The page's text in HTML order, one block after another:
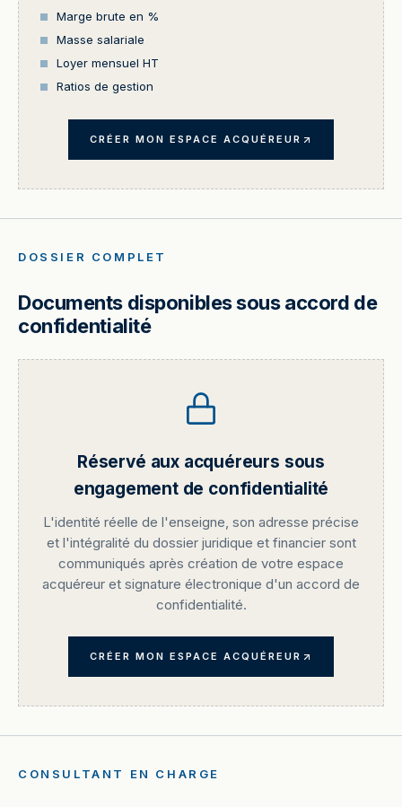
Marge brute en %
Masse salariale
Loyer mensuel HT
Ratios de gestion
CRÉER MON ESPACE ACQUÉREUR
DOSSIER COMPLET
Documents disponibles sous accord de
confidentialité
Réservé aux acquéreurs sous
engagement de confidentialité
L'identité réelle de l'enseigne, son adresse précise
et l'intégralité du dossier juridique et financier sont
communiqués après création de votre espace
acquéreur et signature électronique d'un accord de
confidentialité.
CRÉER MON ESPACE ACQUÉREUR
CONSULTANT EN CHARGE